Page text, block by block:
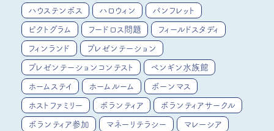
ハウステンボス ハロウィン パンフレット
ピクトグラム フードロス問題 フィールドスタディ
フィンランド プレゼンテーション
プレゼンテーションコンテスト ペンギン水族館
ホームステイ ホームルーム ボーンマス
ホストファミリー ボランティア ボランティアサークル
ボランティア参加 マネーリテラシー マレーシア